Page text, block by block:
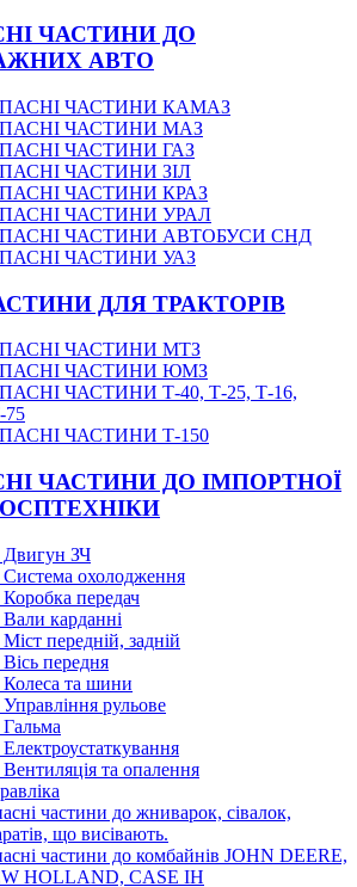
ЧАСТИНИ ДО
АВТО
ЧАСТИНИ КАМАЗ
ЧАСТИНИ МАЗ
ЧАСТИНИ ГАЗ
ЧАСТИНИ ЗІЛ
ЧАСТИНИ КРАЗ
ЧАСТИНИ УРАЛ
ЧАСТИНИ АВТОБУСИ СНД
ЧАСТИНИ УАЗ
ДЛЯ ТРАКТОРІВ
ЧАСТИНИ МТЗ
ЧАСТИНИ ЮМЗ
ЧАСТИНИ Т-40, Т-25, Т-16,
75
ЧАСТИНИ Т-150
ЧАСТИНИ ДО ІМПОРТНОЇ
Двигун ЗЧ
Система охолодження
Коробка передач
Вали карданні
передній, задній
передня
Колеса та шини
рульове
та опалення
частини до жниварок, сівалок,
що висівають.
частини до комбайнів JOHN DEERE,
HOLLAND, CASE IH